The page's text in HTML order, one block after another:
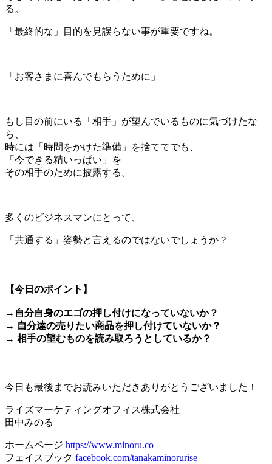
る。
「最終的な」目的を見誤らない事が重要ですね。
「お客さまに喜んでもらうために」
もし目の前にいる「相手」が望んでいるものに気づけたな
ら、
時には「時間をかけた準備」を捨ててでも、
「今できる精いっぱい」を
その相手のために披露する。
多くのビジネスマンにとって、
「共通する」姿勢と言えるのではないでしょうか？
【今日のポイント】
→自分自身のエゴの押し付けになっていないか？
→ 自分達の売りたい商品を押し付けていないか？
→ 相手の望むものを読み取ろうとしているか？
今日も最後までお読みいただきありがとうございました！
ライズマーケティングオフィス株式会社
田中みのる
ホームページ https://www.minoru.co
フェイスブック facebook.com/tanakaminorurise